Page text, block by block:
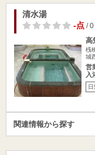
清水湯
-点/ 0
高
桟
城
営
入
日
関連情報から探す